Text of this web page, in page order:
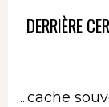
DERRIÈRE
...cache